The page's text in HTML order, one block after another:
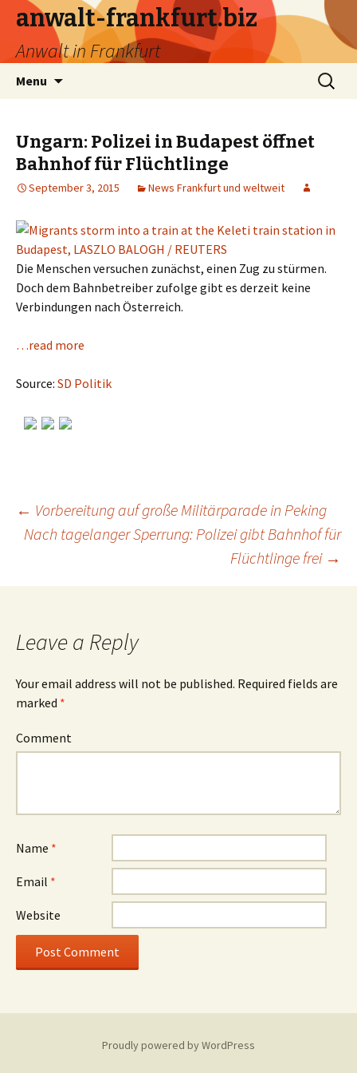
anwalt-frankfurt.biz
Anwalt in Frankfurt
Menu
Search
for:
Ungarn: Polizei in Budapest öffnet
Bahnhof für Flüchtlinge
September 3, 2015 News Frankfurt und weltweit
Die Menschen versuchen zunächst, einen Zug zu stürmen.
Doch dem Bahnbetreiber zufolge gibt es derzeit keine
Verbindungen nach Österreich.
…read more
Source: SD Politik
Post
navigation
← Vorbereitung auf große Militärparade in Peking
Nach tagelanger Sperrung: Polizei gibt Bahnhof für
Flüchtlinge frei →
Leave a Reply
Your email address will not be published. Required fields are
marked *
Comment
Name *
Email *
Website
Proudly powered by WordPress